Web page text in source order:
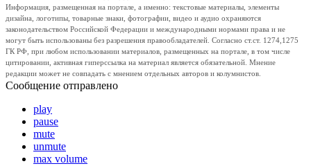
Информация, размещенная на портале, а именно: текстовые материалы, элементы
дизайна, логотипы, товарные знаки, фотографии, видео и аудио охраняются
законодательством Российской Федерации и международными нормами права и не
могут быть использованы без разрешения правообладателей. Согласно ст.ст. 1274,1275
ГК РФ, при любом использовании материалов, размещенных на портале, в том числе
цитировании, активная гиперссылка на материал является обязательной. Мнение
редакции может не совпадать с мнением отдельных авторов и колумнистов.
Сообщение отправлено
play
pause
mute
unmute
max volume